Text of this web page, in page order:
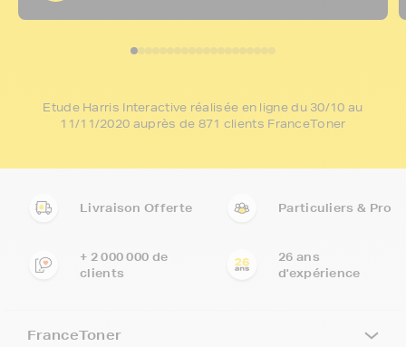
Etude Harris Interactive réalisée en ligne du 30/10 au
11/11/2020 auprès de 871 clients FranceToner
Livraison Offerte Particuliers & Pro
+ 2 000 000 de
clients
26 ans
d'expérience
FranceToner